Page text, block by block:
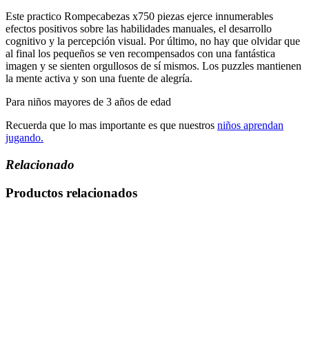
Este practico Rompecabezas x750 piezas ejerce innumerables
efectos positivos sobre las habilidades manuales, el desarrollo
cognitivo y la percepción visual. Por último, no hay que olvidar que
al final los pequeños se ven recompensados con una fantástica
imagen y se sienten orgullosos de sí mismos. Los puzzles mantienen
la mente activa y son una fuente de alegría.
Para niños mayores de 3 años de edad
Recuerda que lo mas importante es que nuestros niños aprendan
jugando.
Relacionado
Productos relacionados